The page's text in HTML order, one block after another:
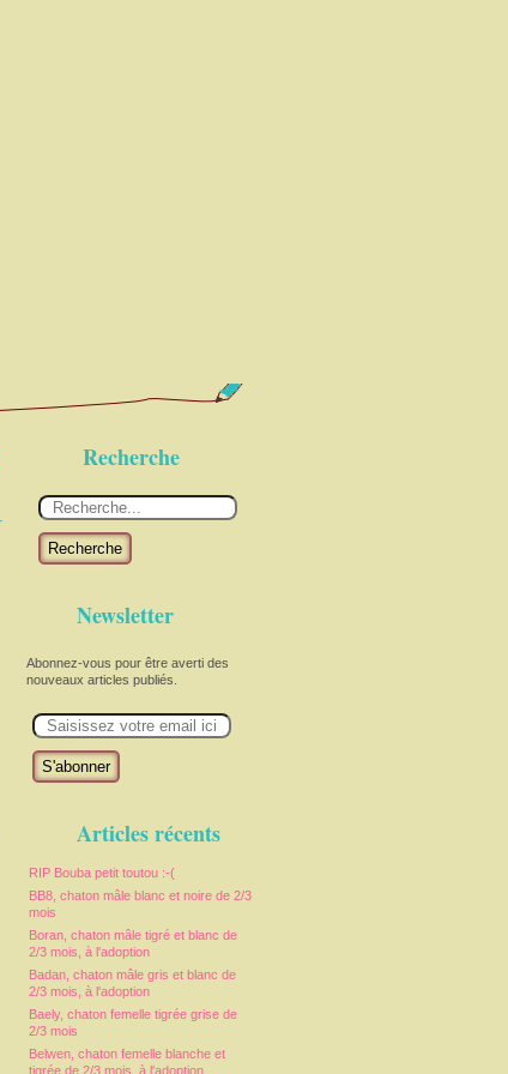
Recherche
Recherche
Newsletter
Abonnez-vous pour être averti des
nouveaux articles publiés.
m
Articles récents
RIP Bouba petit toutou :-(
BB8, chaton mâle blanc et noire de 2/3
mois
Boran, chaton mâle tigré et blanc de
2/3 mois, à l'adoption
Badan, chaton mâle gris et blanc de
2/3 mois, à l'adoption
Baely, chaton femelle tigrée grise de
2/3 mois
Belwen, chaton femelle blanche et
tigrée de 2/3 mois, à l'adoption